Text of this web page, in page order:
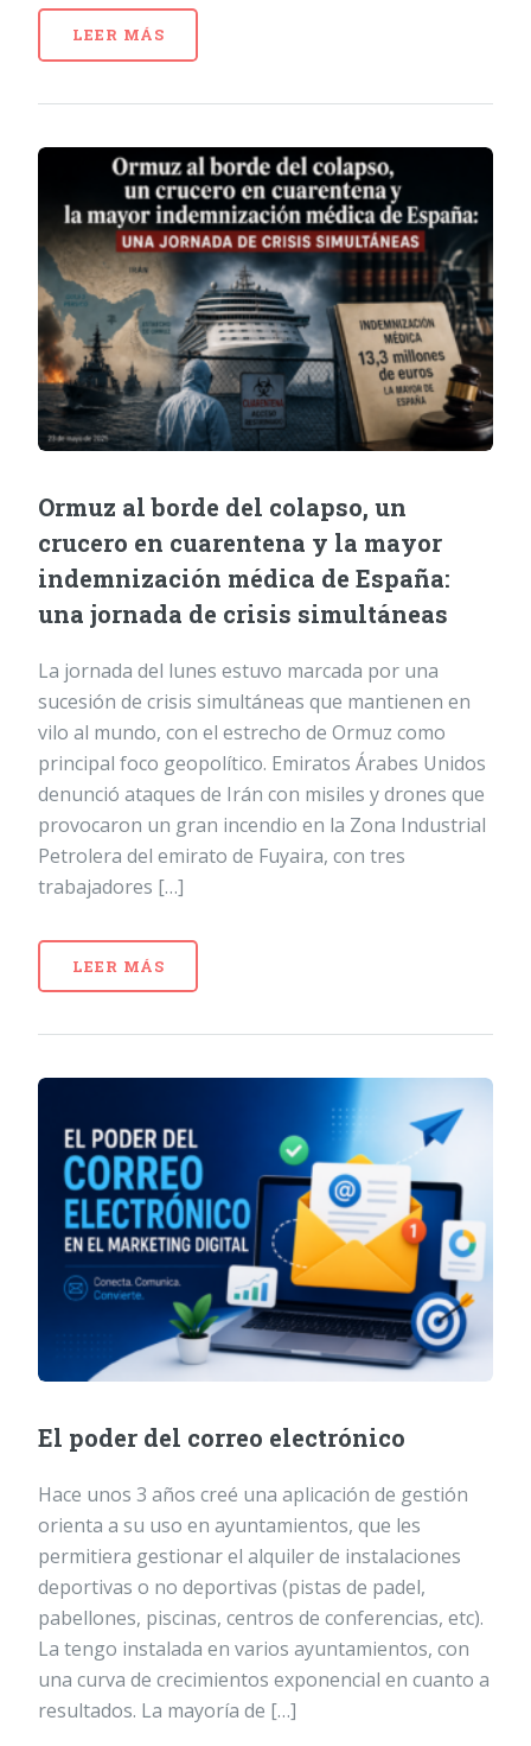
LEER MÁS
Ormuz al borde del colapso, un
crucero en cuarentena y la mayor
indemnización médica de España:
una jornada de crisis simultáneas
La jornada del lunes estuvo marcada por una
sucesión de crisis simultáneas que mantienen en
vilo al mundo, con el estrecho de Ormuz como
principal foco geopolítico. Emiratos Árabes Unidos
denunció ataques de Irán con misiles y drones que
provocaron un gran incendio en la Zona Industrial
Petrolera del emirato de Fuyaira, con tres
trabajadores […]
LEER MÁS
El poder del correo electrónico
Hace unos 3 años creé una aplicación de gestión
orienta a su uso en ayuntamientos, que les
permitiera gestionar el alquiler de instalaciones
deportivas o no deportivas (pistas de padel,
pabellones, piscinas, centros de conferencias, etc).
La tengo instalada en varios ayuntamientos, con
una curva de crecimientos exponencial en cuanto a
resultados. La mayoría de […]